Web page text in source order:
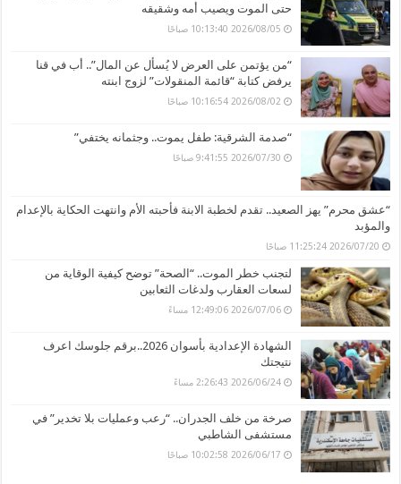
حتى الموت ويصيب أمه وشقيقه
2026/08/05 10:13:40 صباحًا
“من يؤتمن على العرض لا يُسأل عن المال”.. أب في قنا
يرفض كتابة “قائمة المنقولات” لزوج ابنته
2026/08/02 10:16:54 صباحًا
“صدمة الشرقية: طفل يموت.. وجثمانه يختفي”
2026/07/30 9:41:55 صباحًا
“عشق محرم” يهز الصعيد.. تقدم لخطبة الابنة فأحبته الأم وانتهت الحكاية بالإعدام
والمؤبد
2026/07/20 11:25:24 صباحًا
لتجنب خطر الموت.. “الصحة” توضح كيفية الوقاية من
لسعات العقارب ولدغات الثعابين
2026/07/06 12:49:06 مساءً
الشهادة الإعدادية بأسوان 2026..برقم جلوسك اعرف
نتيجتك
2026/06/24 2:26:43 مساءً
صرخة من خلف الجدران.. “رعب وعمليات بلا تخدير” في
مستشفى الشاطبي
2026/06/17 10:02:58 صباحًا